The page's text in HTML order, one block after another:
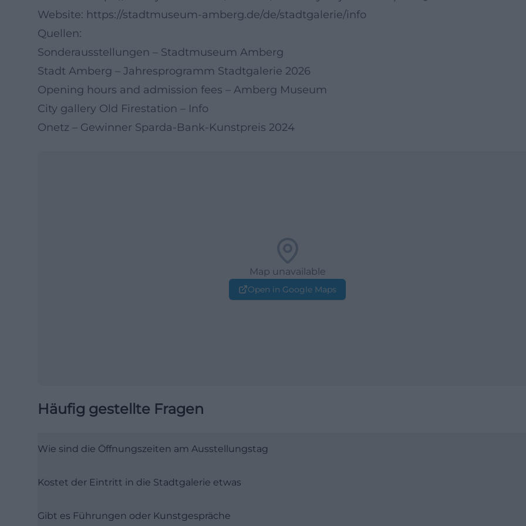
Website: https://stadtmuseum-amberg.de/de/stadtgalerie/info
Quellen:
Sonderausstellungen – Stadtmuseum Amberg
Stadt Amberg – Jahresprogramm Stadtgalerie 2026
Opening hours and admission fees – Amberg Museum
City gallery Old Firestation – Info
Onetz – Gewinner Sparda-Bank-Kunstpreis 2024
Map unavailable
Open in Google Maps
Häufig gestellte Fragen
Wie sind die Öffnungszeiten am Ausstellungstag
Kostet der Eintritt in die Stadtgalerie etwas
Gibt es Führungen oder Kunstgespräche